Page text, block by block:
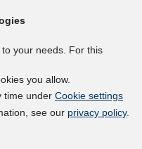
your needs. For this
you allow.
time under Cookie settings
see our privacy policy.